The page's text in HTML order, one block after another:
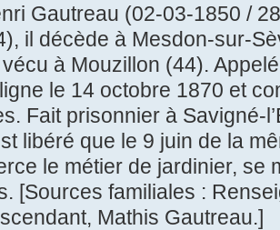
Gautreau (02-03-1850 /
il décède à Mesdon-sur-
à Mouzillon (44).
le 14 octobre 1870 et
Fait prisonnier à Savigné-
libéré que le 9 juin de la
le métier de jardinier, se
[Sources familiales :
Mathis Gautreau.]